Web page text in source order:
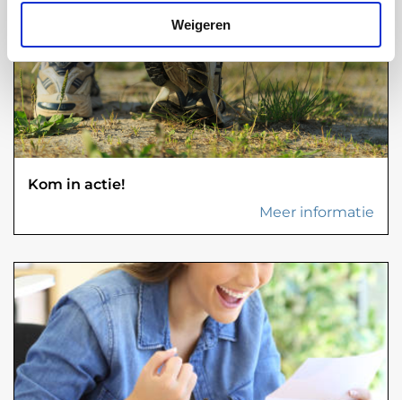
Weigeren
Kom in actie!
Meer informatie